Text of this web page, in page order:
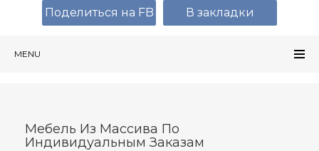
MENU
Мебель Из Массива По
Индивидуальным Заказам
Поделиться на FB В закладки